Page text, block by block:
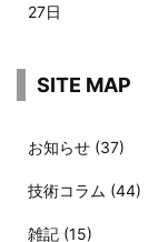
27日
SITE MAP
お知らせ (37)
技術コラム (44)
雑記 (15)